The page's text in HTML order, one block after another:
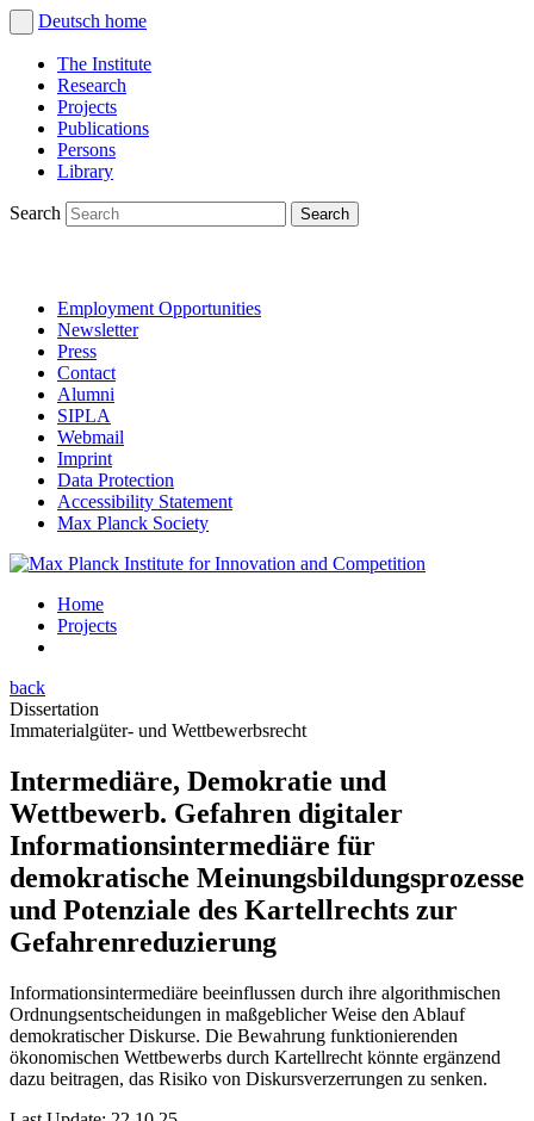
Deutsch home
The Institute
Research
Projects
Publications
Persons
Library
Search
Employment Opportunities
Newsletter
Press
Contact
Alumni
SIPLA
Webmail
Imprint
Data Protection
Accessibility Statement
Max Planck Society
Home
Projects
back
Dissertation
Immaterialgüter- und Wettbewerbsrecht
Intermediäre, Demokratie und
Wettbewerb. Gefahren digitaler
Informationsintermediäre für
demokratische Meinungsbildungsprozesse
und Potenziale des Kartellrechts zur
Gefahrenreduzierung
Informationsintermediäre beeinflussen durch ihre algorithmischen
Ordnungsentscheidungen in maßgeblicher Weise den Ablauf
demokratischer Diskurse. Die Bewahrung funktionierenden
ökonomischen Wettbewerbs durch Kartellrecht könnte ergänzend
dazu beitragen, das Risiko von Diskursverzerrungen zu senken.